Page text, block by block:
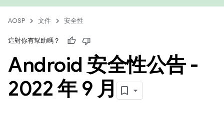
AOSP 文件 安全性
這對你有幫助嗎？
Android 安全性公告 -
2022 年 9 月